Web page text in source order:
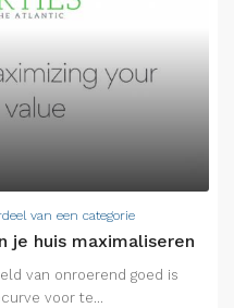
van een categorie
je huis maximaliseren
van onroerend goed is
voor te...